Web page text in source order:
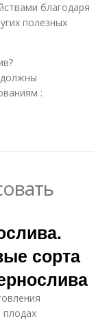
благодаря
полезных
:
сорта
плодах